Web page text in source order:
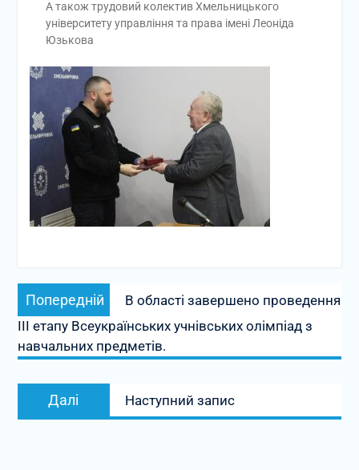
А також трудовий колектив Хмельницького
університету управління та права імені Леоніда
Юзькова
Навігація
записів
Попередній
Попередній
запис:
В області завершено проведення
ІІІ етапу Всеукраїнських учнівських олімпіад з
навчальних предметів.
Далі
запис:
Наступний запис